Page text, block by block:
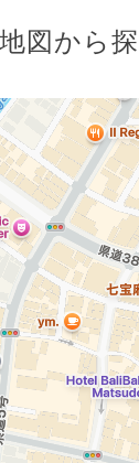
図から